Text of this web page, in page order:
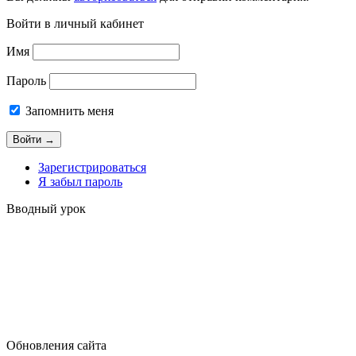
Войти в личный кабинет
Имя
Пароль
Запомнить меня
Зарегистрироваться
Я забыл пароль
Вводный урок
Обновления сайта